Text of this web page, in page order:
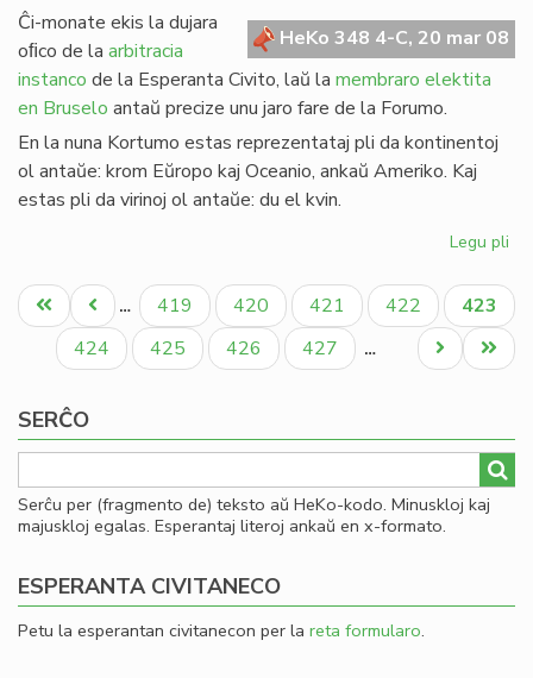
HeKo 348 4-C, 20 mar 08
Ĉi-monate ekis la dujara
oﬁco de la arbitracia
instanco de la Esperanta Civito, laŭ la membraro elektita
en Bruselo antaŭ precize unu jaro fare de la Forumo.
En la nuna Kortumo estas reprezentataj pli da kontinentoj
ol antaŭe: krom Eŭropo kaj Oceanio, ankaŭ Ameriko. Kaj
estas pli da virinoj ol antaŭe: du el kvin.
Legu pli
la
Pagination
Unua
paĝo
Antaŭa
paĝo
… Paĝo
419 Paĝo
420 Paĝo
421 Paĝo
422
Aktuala
paĝo
423
Paĝo
424 Paĝo
425 Paĝo
426 Paĝo
427 …
Last
page
Next
page
SERĈO
Serĉu per (fragmento de) teksto aŭ HeKo-kodo. Minuskloj kaj
majuskloj egalas. Esperantaj literoj ankaŭ en x-formato.
ESPERANTA CIVITANECO
Petu la esperantan civitanecon per la reta formularo.